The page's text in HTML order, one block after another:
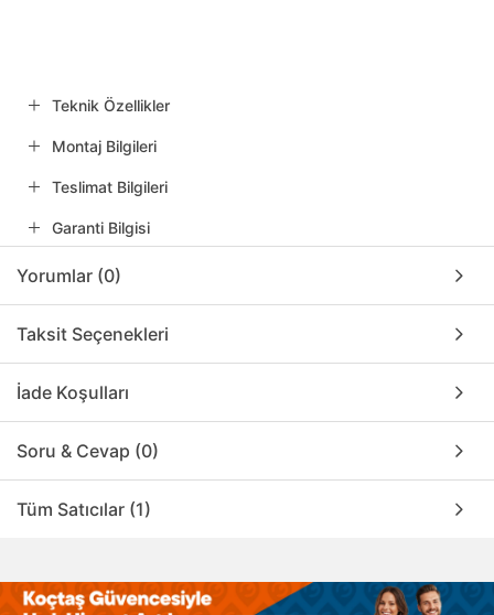
Teknik Özellikler
Montaj Bilgileri
Teslimat Bilgileri
Garanti Bilgisi
Yorumlar (0)
Taksit Seçenekleri
İade Koşulları
Soru & Cevap (0)
Tüm Satıcılar (1)